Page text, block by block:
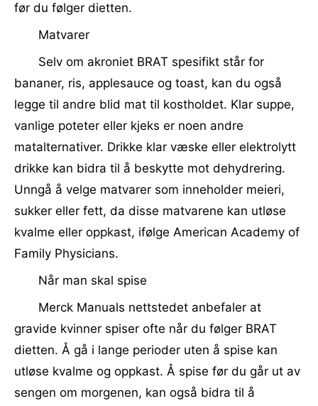
før du følger dietten.
Matvarer
Selv om akroniet BRAT spesifikt står for
bananer, ris, applesauce og toast, kan du også
legge til andre blid mat til kostholdet. Klar suppe,
vanlige poteter eller kjeks er noen andre
matalternativer. Drikke klar væske eller elektrolytt
drikke kan bidra til å beskytte mot dehydrering.
Unngå å velge matvarer som inneholder meieri,
sukker eller fett, da disse matvarene kan utløse
kvalme eller oppkast, ifølge American Academy of
Family Physicians.
Når man skal spise
Merck Manuals nettstedet anbefaler at
gravide kvinner spiser ofte når du følger BRAT
dietten. Å gå i lange perioder uten å spise kan
utløse kvalme og oppkast. Å spise før du går ut av
sengen om morgenen, kan også bidra til å